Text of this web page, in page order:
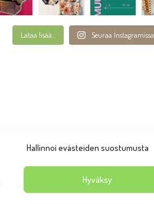
Hallinnoi evästeiden suostumusta
Hyväksy
Lataa lisää... Seuraa Instagramissa